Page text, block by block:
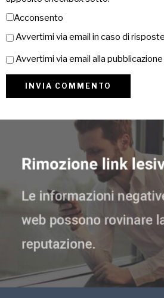
Acconsento
Avvertimi via email in caso di
Avvertimi via email alla